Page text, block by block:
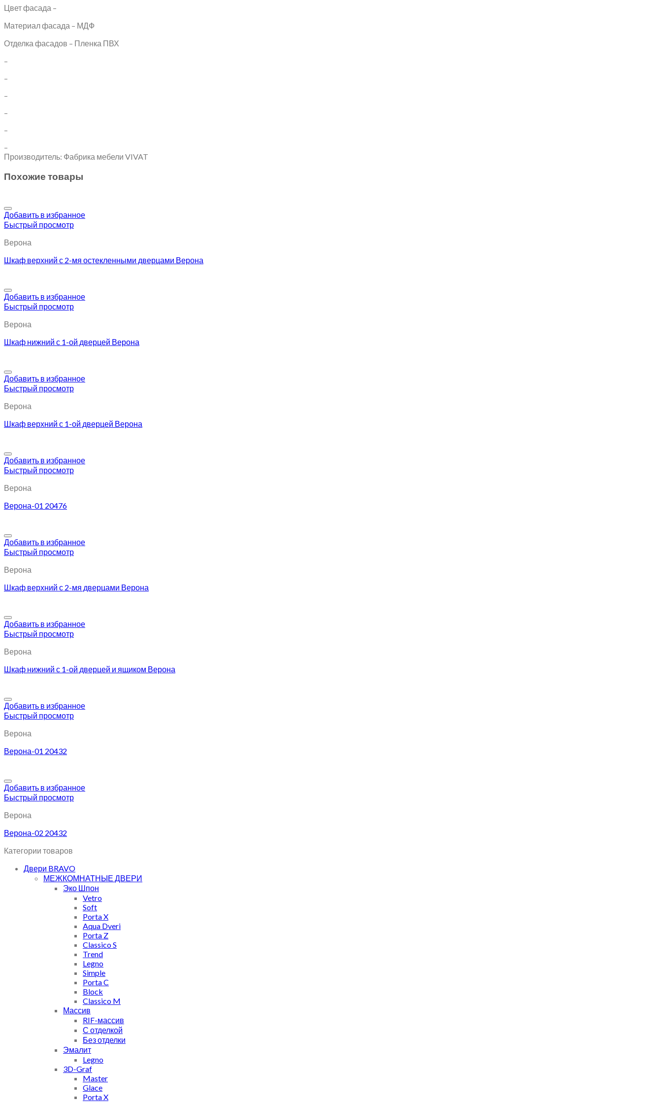
Цвет фасада –
Материал фасада – МДФ
Отделка фасадов – Пленка ПВХ
–
–
–
–
–
–
Производитель: Фабрика мебели VIVAT
Похожие товары
Добавить в избранное
Быстрый просмотр
Верона
Шкаф верхний с 2-мя остекленными дверцами Верона
Добавить в избранное
Быстрый просмотр
Верона
Шкаф нижний с 1-ой дверцей Верона
Добавить в избранное
Быстрый просмотр
Верона
Шкаф верхний с 1-ой дверцей Верона
Добавить в избранное
Быстрый просмотр
Верона
Верона-01 20476
Добавить в избранное
Быстрый просмотр
Верона
Шкаф верхний с 2-мя дверцами Верона
Добавить в избранное
Быстрый просмотр
Верона
Шкаф нижний с 1-ой дверцей и ящиком Верона
Добавить в избранное
Быстрый просмотр
Верона
Верона-01 20432
Добавить в избранное
Быстрый просмотр
Верона
Верона-02 20432
Категории товаров
Двери BRAVO
МЕЖКОМНАТНЫЕ ДВЕРИ
Эко Шпон
Vetro
Soft
Porta X
Aqua Dveri
Porta Z
Classico S
Trend
Legno
Simple
Porta C
Block
Classico M
Массив
RIF-массив
С отделкой
Без отделки
Эмалит
Legno
3D-Graf
Master
Glace
Porta X